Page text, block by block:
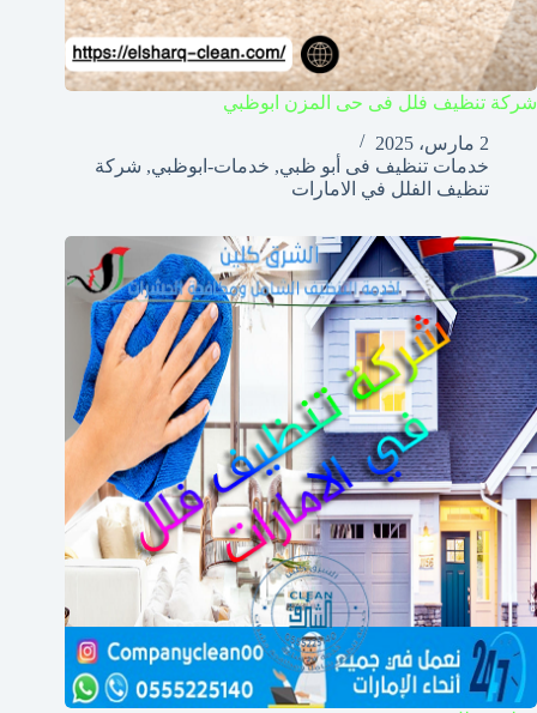
شركة تنظيف فلل فى حى المزن ابوظبي
2 مارس، 2025
خدمات تنظيف فى أبو ظبي, خدمات-ابوظبي, شركة
تنظيف الفلل في الامارات